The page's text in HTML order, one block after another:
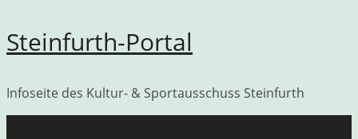
Zum
Inhalt
Steinfurth-Portal
Infoseite des Kultur- & Sportausschuss Steinfurth